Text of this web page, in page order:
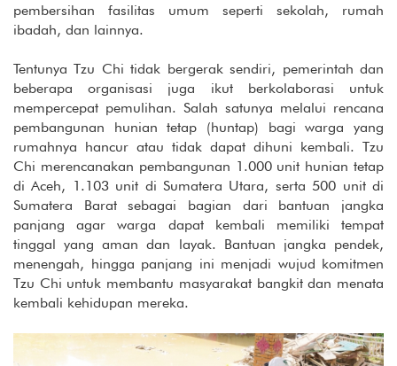
pembersihan fasilitas umum seperti sekolah, rumah
ibadah, dan lainnya.
Tentunya Tzu Chi tidak bergerak sendiri, pemerintah dan
beberapa organisasi juga ikut berkolaborasi untuk
mempercepat pemulihan. Salah satunya melalui rencana
pembangunan hunian tetap (huntap) bagi warga yang
rumahnya hancur atau tidak dapat dihuni kembali. Tzu
Chi merencanakan pembangunan 1.000 unit hunian tetap
di Aceh, 1.103 unit di Sumatera Utara, serta 500 unit di
Sumatera Barat sebagai bagian dari bantuan jangka
panjang agar warga dapat kembali memiliki tempat
tinggal yang aman dan layak. Bantuan jangka pendek,
menengah, hingga panjang ini menjadi wujud komitmen
Tzu Chi untuk membantu masyarakat bangkit dan menata
kembali kehidupan mereka.